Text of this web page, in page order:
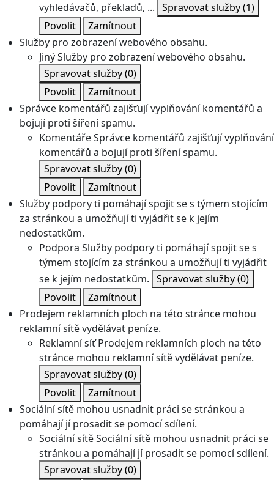
vyhledávačů, překladů, ... Spravovat služby(1)
Povolit
Zamítnout
Služby pro zobrazení webového obsahu.
JinýSlužby pro zobrazení webového obsahu.
Spravovat služby(0)
Povolit
Zamítnout
Správce komentářů zajišťují vyplňování komentářů a
bojují proti šíření spamu.
KomentářeSprávce komentářů zajišťují vyplňování
komentářů a bojují proti šíření spamu.
Spravovat služby(0)
Povolit
Zamítnout
Služby podpory ti pomáhají spojit se s týmem stojícím
za stránkou a umožňují ti vyjádřit se k jejím
nedostatkům.
Podpora Služby podpory ti pomáhají spojit se s
týmem stojícím za stránkou a umožňují ti vyjádřit
se k jejím nedostatkům. Spravovat služby(0)
Povolit
Zamítnout
Prodejem reklamních ploch na této stránce mohou
reklamní sítě vydělávat peníze.
Reklamní síť Prodejem reklamních ploch na této
stránce mohou reklamní sítě vydělávat peníze.
Spravovat služby(0)
Povolit
Zamítnout
Sociální sítě mohou usnadnit práci se stránkou a
pomáhají jí prosadit se pomocí sdílení.
Sociální sítěSociální sítě mohou usnadnit práci se
stránkou a pomáhají jí prosadit se pomocí sdílení.
Spravovat služby(0)